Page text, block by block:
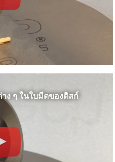
ง ๆ ในใบมีดของดิสก์